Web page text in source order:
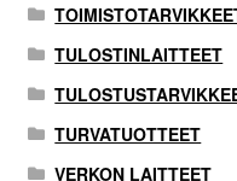
TULOSTINLAITTEET
TURVATUOTTEET
VERKON LAITTEET